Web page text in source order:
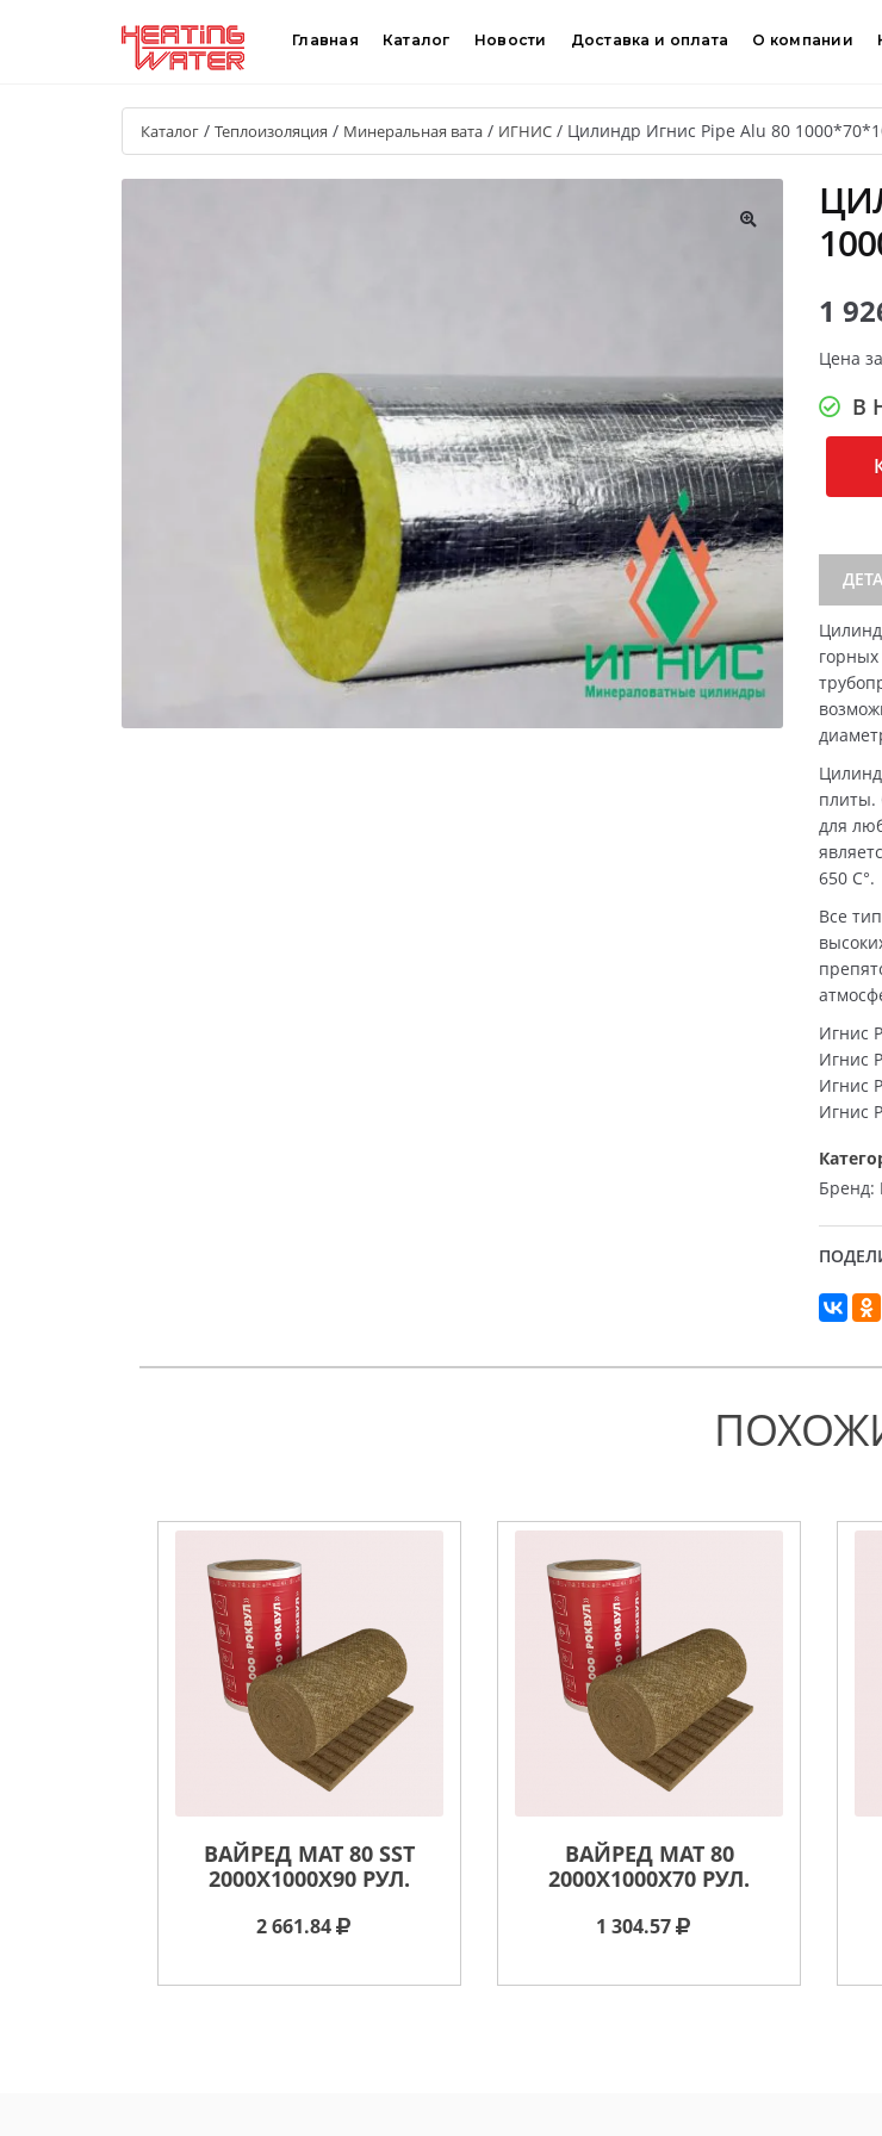
Главная Каталог Новости Доставка и оплата О компании
Каталог / Теплоизоляция / Минеральная вата / ИГНИС / Цилиндр Игнис Pipe Alu 80
1
Цена
В
плиты.
для
650 C°.
Все
Игнис
Игнис
Игнис
Игнис
Бренд:
ВАЙРЕД МАТ 80 SST
2000X1000X90 РУЛ.
2 661.84
ВАЙРЕД МАТ 80
2000X1000X70 РУЛ.
1 304.57